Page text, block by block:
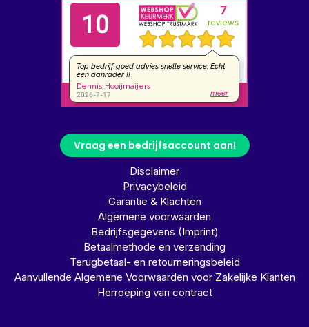
Vraag een bedrijfsaccount aan!
Disclaimer
Privacybeleid
Garantie & Klachten
Algemene voorwaarden
Bedrijfsgegevens (Imprint)
Betaalmethode en verzending
Terugbetaal- en retourneringsbeleid
Aanvullende Algemene Voorwaarden voor Zakelijke Klanten
Herroeping van contract